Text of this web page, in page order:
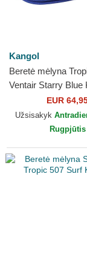
Kangol
Beretė mėlyna
Ventair Starry Blue
EUR
Užsisakyk
Rugpjūtis